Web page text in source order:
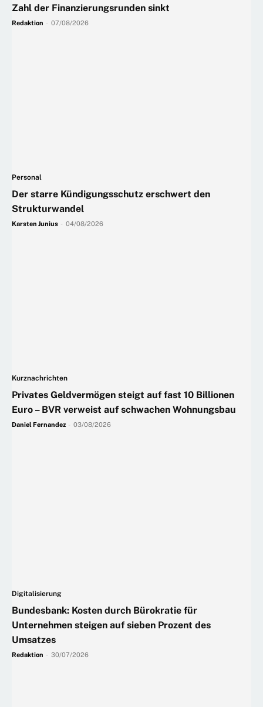
Zahl der Finanzierungsrunden sinkt
Redaktion 07/08/2026
Personal
Der starre Kündigungsschutz erschwert den
Strukturwandel
Karsten Junius 04/08/2026
Kurznachrichten
Privates Geldvermögen steigt auf fast 10 Billionen
Euro – BVR verweist auf schwachen Wohnungsbau
Daniel Fernandez 03/08/2026
Digitalisierung
Bundesbank: Kosten durch Bürokratie für
Unternehmen steigen auf sieben Prozent des
Umsatzes
Redaktion 30/07/2026